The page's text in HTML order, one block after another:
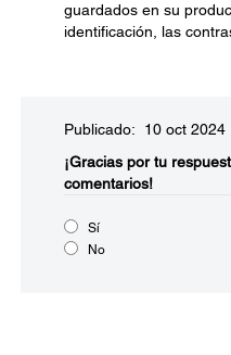
guardados en su
identificación, las
Publicado: 10 oct 2024
¡Gracias por tu
comentarios!
Sí
No